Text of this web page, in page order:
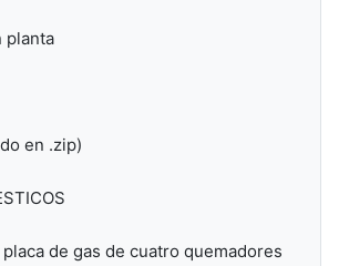
planta
en .zip)
de gas de cuatro quemadores